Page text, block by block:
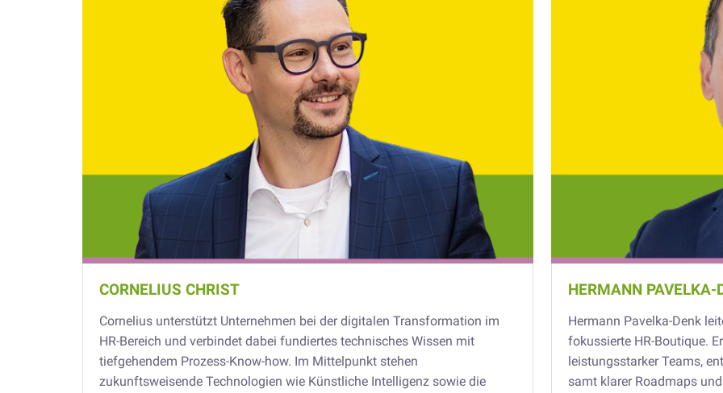
CORNELIUS CHRIST
Cornelius unterstützt Unternehmen bei der digitalen Transformation im
HR-Bereich und verbindet dabei fundiertes technisches Wissen mit
tiefgehendem Prozess-Know-how. Im Mittelpunkt stehen
zukunftsweisende Technologien wie Künstliche Intelligenz sowie die
HERMANN PAVELKA-
Hermann Pavelka-Denk
fokussierte HR-Boutique.
leistungsstarker Teams,
samt klarer Roadmaps